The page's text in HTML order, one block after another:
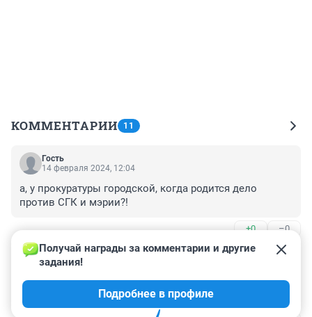
КОММЕНТАРИИ 11
Гость
14 февраля 2024, 12:04
а, у прокуратуры городской, когда родится дело
против СГК и мэрии?!
+0 –0
Гость
14 февраля 2024, 11:29
Хорошие новости всегда приятно читать)).
Миленький малышок
Получай награды за комментарии и другие
задания!
Подробнее в профиле